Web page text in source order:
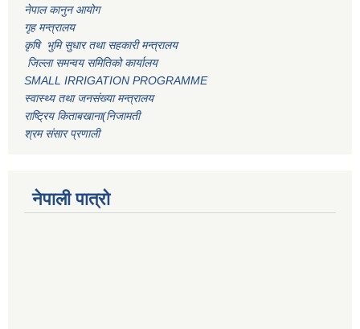
नेपाल कानुन आयोग
गृह मन्त्रालय
कृषि भुमि सुधार तथा सहकारी मन्त्रालय
जिल्ला समन्वय समितिको कार्यालय
SMALL IRRIGATION PROGRAMME
स्वास्थ्य तथा जनसंख्या मन्त्रालय
राष्ट्रिय किताबखाना(निजामती
श्रम संसार प्रणाली
नेपाली पात्रो